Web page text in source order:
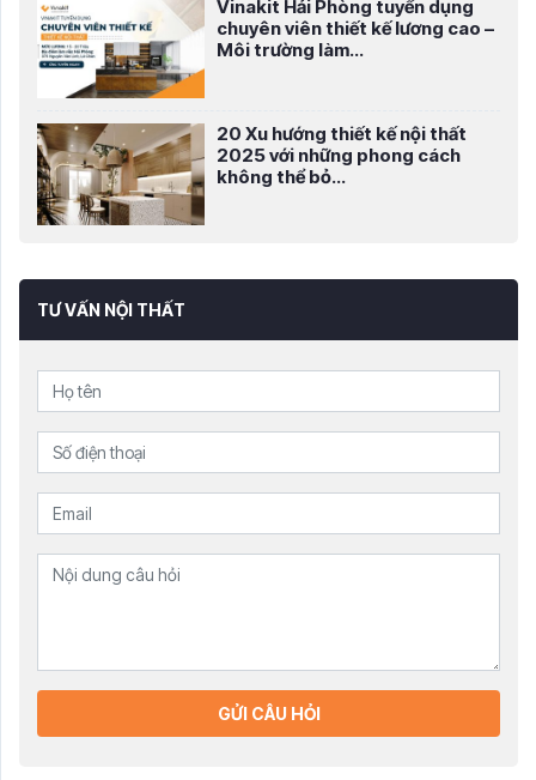
Vinakit Hải Phòng tuyển dụng
chuyên viên thiết kế lương cao –
Môi trường làm...
20 Xu hướng thiết kế nội thất
2025 với những phong cách
không thể bỏ...
TƯ VẤN NỘI THẤT
GỬI CÂU HỎI